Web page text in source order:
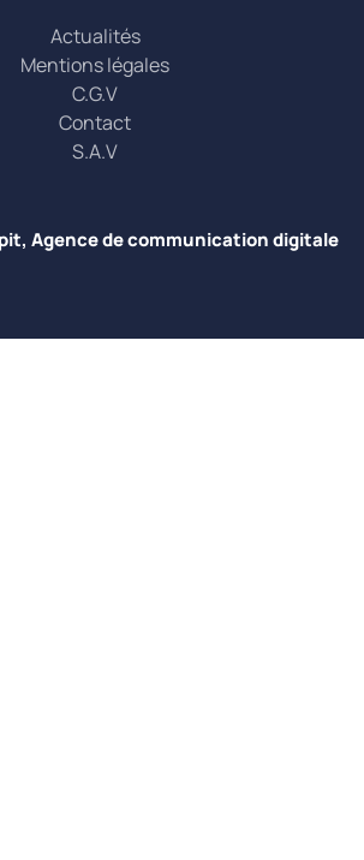
Actualités
Mentions légales
C.G.V
Contact
S.A.V
Agence de communication digitale